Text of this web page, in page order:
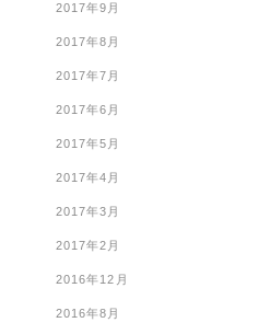
2017年9月
2017年8月
2017年7月
2017年6月
2017年5月
2017年4月
2017年3月
2017年2月
2016年12月
2016年8月